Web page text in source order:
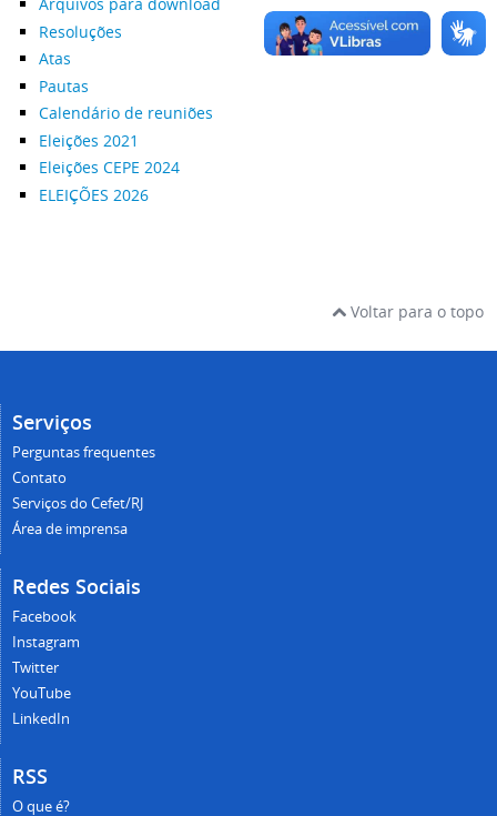
Resoluções
Atas
Pautas
Calendário de reuniões
Eleições 2021
Eleições CEPE 2024
ELEIÇÕES 2026
Voltar para o topo
Serviços
Perguntas frequentes
Contato
Serviços do Cefet/RJ
Área de imprensa
Redes Sociais
Facebook
Instagram
Twitter
YouTube
LinkedIn
RSS
O que é?